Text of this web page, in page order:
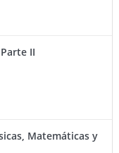
II
Matemáticas y